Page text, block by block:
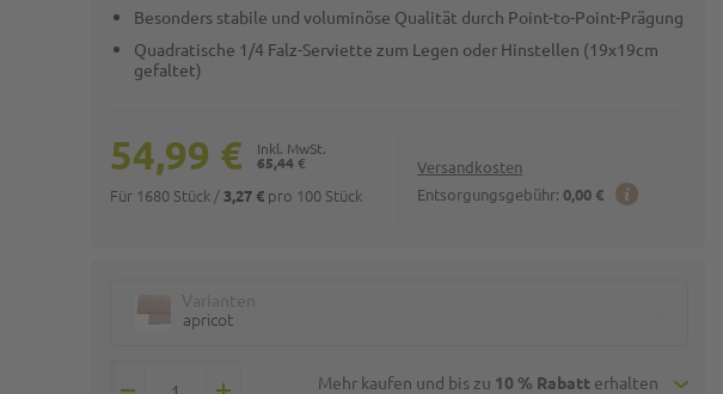
Besonders stabile und voluminöse Qualität durch Point-to-Point-Prägung
Quadratische 1/4 Falz-Serviette zum Legen oder Hinstellen (19x19cm
gefaltet)
Versandkosten
Entsorgungsgebühr: 0,00 €
65,44 €
54,99 €
Für 1680 Stück /3,27 € pro 100 Stück
apricot
Mehr kaufen und bis zu 10 % Rabatterhalten